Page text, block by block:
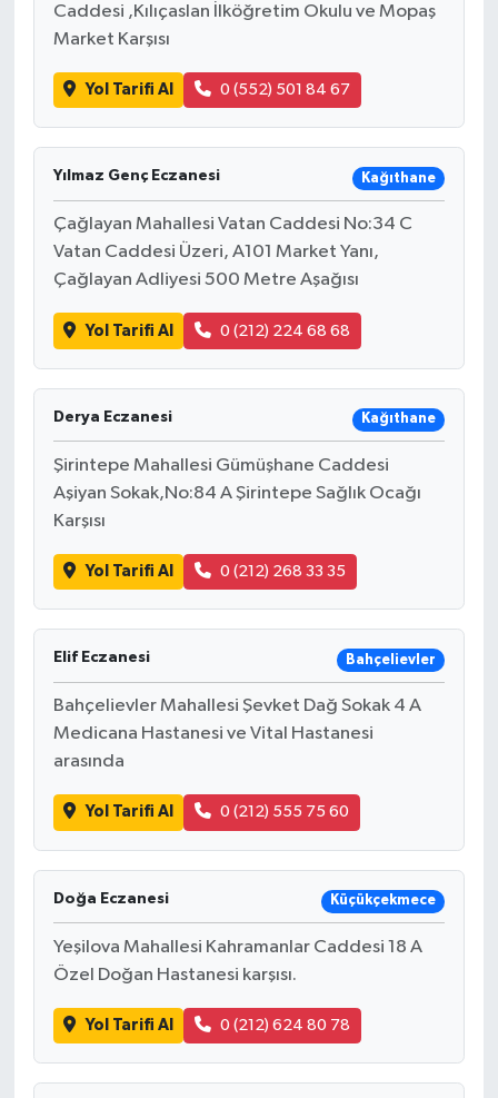
Caddesi ,Kılıçaslan İlköğretim Okulu ve Mopaş
Market Karşısı
Yol Tarifi Al 0 (552) 501 84 67
Yılmaz Genç Eczanesi Kağıthane
Çağlayan Mahallesi Vatan Caddesi No:34 C
Vatan Caddesi Üzeri, A101 Market Yanı,
Çağlayan Adliyesi 500 Metre Aşağısı
Yol Tarifi Al 0 (212) 224 68 68
Derya Eczanesi Kağıthane
Şirintepe Mahallesi Gümüşhane Caddesi
Aşiyan Sokak,No:84 A Şirintepe Sağlık Ocağı
Karşısı
Yol Tarifi Al 0 (212) 268 33 35
Elif Eczanesi Bahçelievler
Bahçelievler Mahallesi Şevket Dağ Sokak 4 A
Medicana Hastanesi ve Vital Hastanesi
arasında
Yol Tarifi Al 0 (212) 555 75 60
Doğa Eczanesi Küçükçekmece
Yeşilova Mahallesi Kahramanlar Caddesi 18 A
Özel Doğan Hastanesi karşısı.
Yol Tarifi Al 0 (212) 624 80 78